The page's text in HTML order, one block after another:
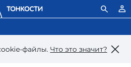
файлы. Что это значит?